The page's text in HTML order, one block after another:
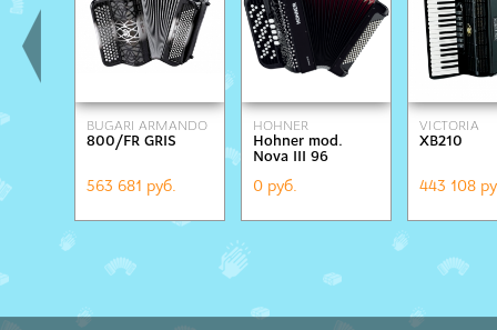
BUGARI ARMANDO
800/FR GRIS
563 681 руб.
HOHNER
Hohner mod.
Nova III 96
0 руб.
VICTORIA
XB210
443 108